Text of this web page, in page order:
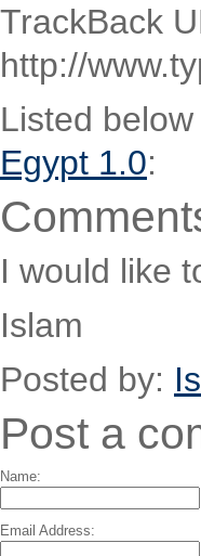
TrackBack
http://
Listed
Egypt 1.0:
I would like
Islam
Posted by:
Post a
Name:
Email Address: